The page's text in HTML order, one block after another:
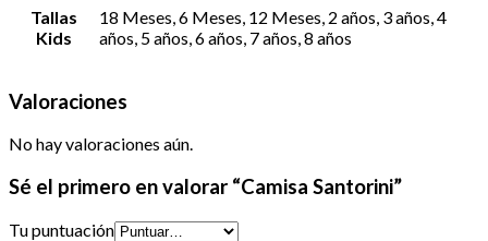
Tallas
Kids
18 Meses, 6 Meses, 12 Meses, 2 años, 3 años, 4
años, 5 años, 6 años, 7 años, 8 años
Valoraciones
No hay valoraciones aún.
Sé el primero en valorar “Camisa Santorini”
Tu puntuación